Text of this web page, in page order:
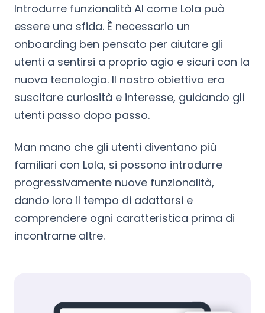
Introdurre funzionalità AI come Lola può
essere una sfida. È necessario un
onboarding ben pensato per aiutare gli
utenti a sentirsi a proprio agio e sicuri con la
nuova tecnologia. Il nostro obiettivo era
suscitare curiosità e interesse, guidando gli
utenti passo dopo passo.
Man mano che gli utenti diventano più
familiari con Lola, si possono introdurre
progressivamente nuove funzionalità,
dando loro il tempo di adattarsi e
comprendere ogni caratteristica prima di
incontrarne altre.